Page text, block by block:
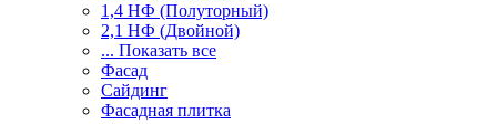
1,4 НФ (Полуторный)
2,1 НФ (Двойной)
... Показать все
Фасад
Сайдинг
Фасадная плитка